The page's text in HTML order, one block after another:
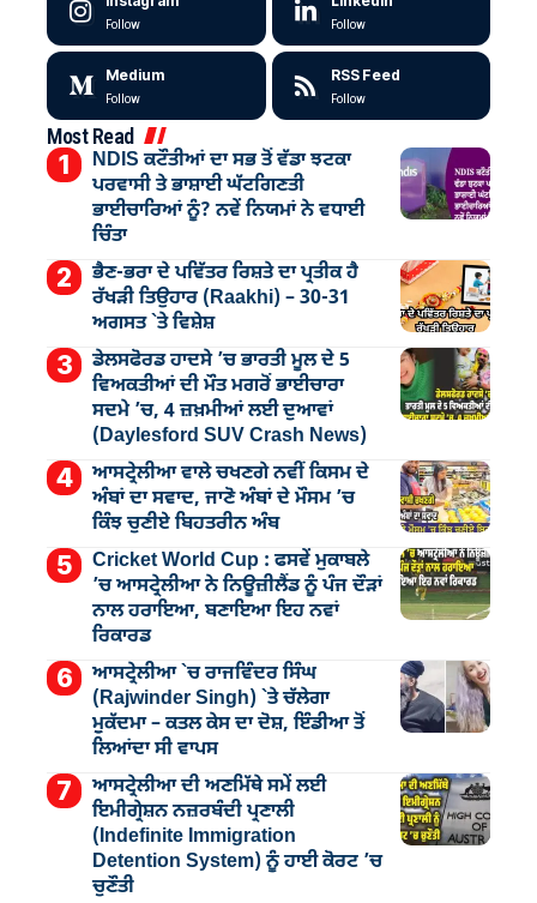
Follow Follow
Medium
Follow
RSS Feed
Follow
Most Read
NDIS ਕਟੌਤੀਆਂ ਦਾ ਸਭ ਤੋਂ ਵੱਡਾ ਝਟਕਾ
ਪਰਵਾਸੀ ਤੇ ਭਾਸ਼ਾਈ ਘੱਟਗਿਣਤੀ
ਭਾਈਚਾਰਿਆਂ ਨੂੰ? ਨਵੇਂ ਨਿਯਮਾਂ ਨੇ ਵਧਾਈ
ਚਿੰਤਾ
ਭੈਣ-ਭਰਾ ਦੇ ਪਵਿੱਤਰ ਰਿਸ਼ਤੇ ਦਾ ਪ੍ਰਤੀਕ ਹੈ
ਰੱਖੜੀ ਤਿਉਹਾਰ (Raakhi) – 30-31
ਅਗਸਤ `ਤੇ ਵਿਸ਼ੇਸ਼
ਡੇਲਸਫੋਰਡ ਹਾਦਸੇ ’ਚ ਭਾਰਤੀ ਮੂਲ ਦੇ 5
ਵਿਅਕਤੀਆਂ ਦੀ ਮੌਤ ਮਗਰੋਂ ਭਾਈਚਾਰਾ
ਸਦਮੇ ’ਚ, 4 ਜ਼ਖ਼ਮੀਆਂ ਲਈ ਦੁਆਵਾਂ
(Daylesford SUV Crash News)
ਆਸਟ੍ਰੇਲੀਆ ਵਾਲੇ ਚਖਣਗੇ ਨਵੀਂ ਕਿਸਮ ਦੇ
ਅੰਬਾਂ ਦਾ ਸਵਾਦ, ਜਾਣੋ ਅੰਬਾਂ ਦੇ ਮੌਸਮ ’ਚ
ਕਿੰਝ ਚੁਣੀਏ ਬਿਹਤਰੀਨ ਅੰਬ
Cricket World Cup : ਫਸਵੇਂ ਮੁਕਾਬਲੇ
’ਚ ਆਸਟ੍ਰੇਲੀਆ ਨੇ ਨਿਊਜ਼ੀਲੈਂਡ ਨੂੰ ਪੰਜ ਦੌੜਾਂ
ਨਾਲ ਹਰਾਇਆ, ਬਣਾਇਆ ਇਹ ਨਵਾਂ
ਰਿਕਾਰਡ
ਆਸਟ੍ਰੇਲੀਆ `ਚ ਰਾਜਵਿੰਦਰ ਸਿੰਘ
(Rajwinder Singh) `ਤੇ ਚੱਲੇਗਾ
ਮੁੁਕੱਦਮਾ – ਕਤਲ ਕੇਸ ਦਾ ਦੋਸ਼, ਇੰਡੀਆ ਤੋਂ
ਲਿਆਂਦਾ ਸੀ ਵਾਪਸ
ਆਸਟ੍ਰੇਲੀਆ ਦੀ ਅਣਮਿੱਥੇ ਸਮੇਂ ਲਈ
ਇਮੀਗ੍ਰੇਸ਼ਨ ਨਜ਼ਰਬੰਦੀ ਪ੍ਰਣਾਲੀ
(Indefinite Immigration
Detention System) ਨੂੰ ਹਾਈ ਕੋਰਟ ’ਚ
ਚੁਣੌਤੀ